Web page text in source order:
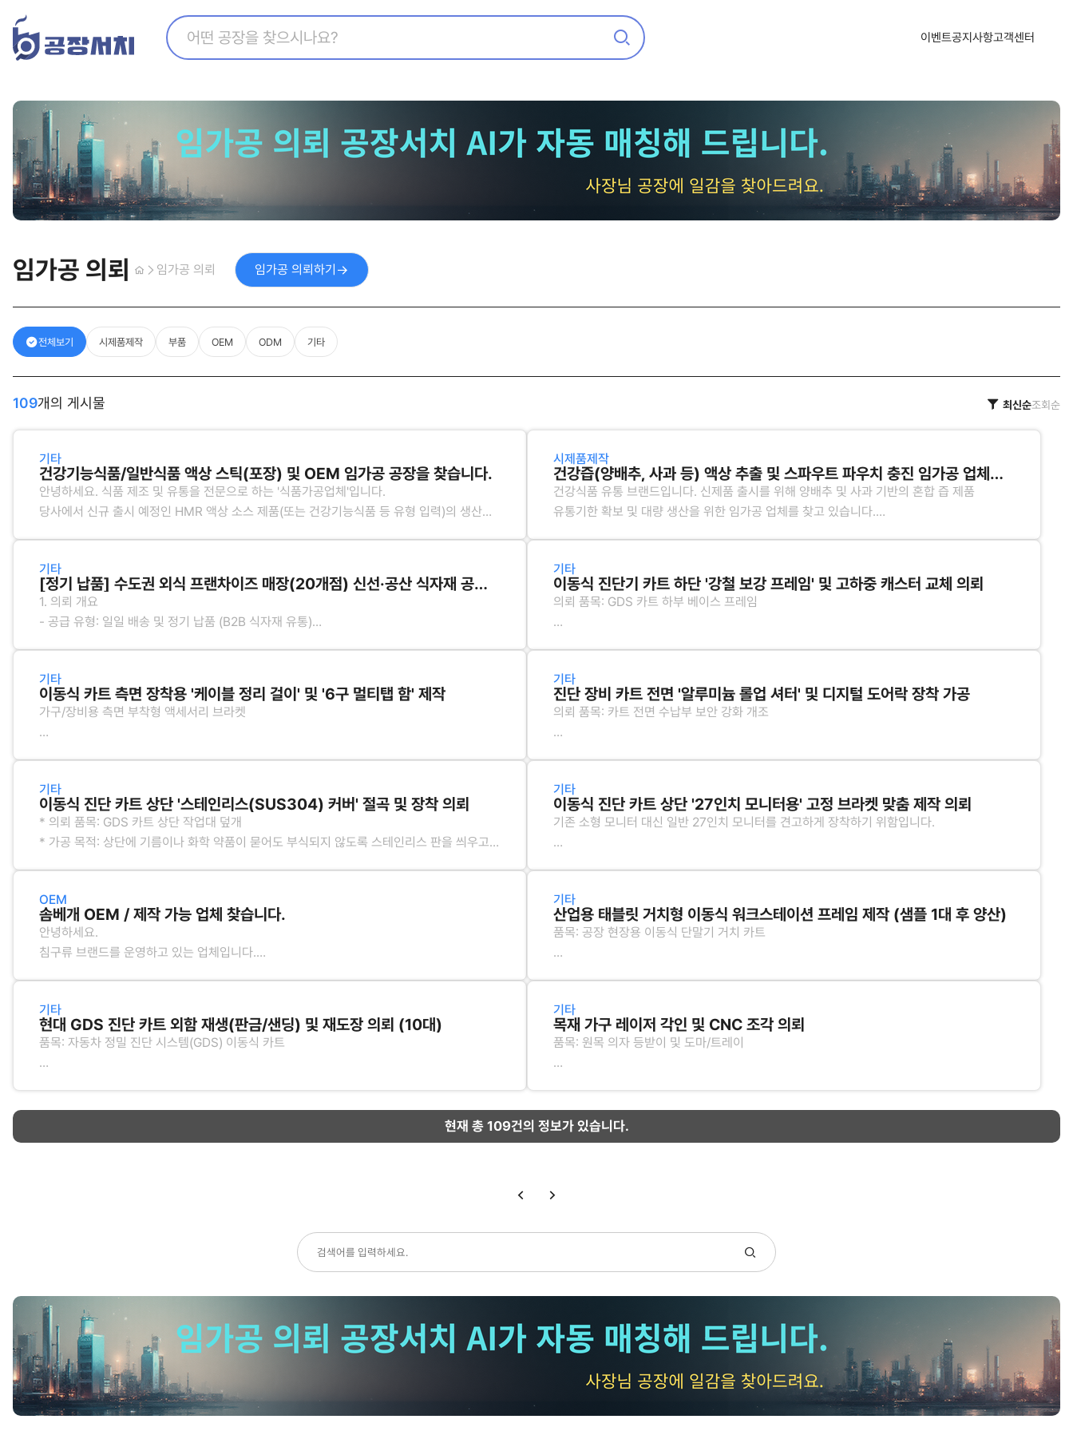
공장매매
추천영상
자문의원 소개
이벤트공지사항고객센터
임가공 의뢰 임가공 의뢰 임가공 의뢰하기
전체보기 시제품제작 부품 OEM ODM 기타
109개의 게시물 최신순조회순
기타
건강기능식품/일반식품 액상 스틱(포장) 및 OEM 임가공 공장을 찾습니다.
안녕하세요. 식품 제조 및 유통을 전문으로 하는 '식품가공업체'입니다.
당사에서 신규 출시 예정인 HMR 액상 소스 제품(또는 건강기능식품 등 유형 입력)의 생산을
의뢰하고자 하는 세부 가공 내용은 아래와 같습니다.
1. 원료 및 가공 유형
* 제품 유형: 액상 혼합 음료 / 액상 소스류 (또는 분말, 고형차 등 맞춤 입력)
* 임
시제품제작
건강즙(양배추, 사과 등) 액상 추출 및 스파우트 파우치 충진 임가공 업체를 찾습니다.
건강식품 유통 브랜드입니다. 신제품 출시를 위해 양배추 및 사과 기반의 혼합 즙 제품
유통기한 확보 및 대량 생산을 위한 임가공 업체를 찾고 있습니다.
(100ml) -> 외박스 포장
* 원부자재 제공 방식:
- 원물(국내산 양배추, 사과) 및 디자인 파우치, 외박스는 저희가 전량 사급(제공)합니다.
- 추출 공정에 필요한 정제수 및 부원료
기타
[정기 납품] 수도권 외식 프랜차이즈 매장(20개점) 신선·공산 식자재 공급 업체 매칭 요청
1. 의뢰 개요
- 공급 유형: 일일 배송 및 정기 납품 (B2B 식자재 유통)
2. 주요 취급 품목 및 소요량 (월간 추정)
- 농산물(신선): 양파(작업 깐양파) 2,000kg, 대파(세척) 800kg, 양배추 1,500kg 등
- 축산물(냉장): 국내산 돈
기타
이동식 진단기 카트 하단 '강철 보강 프레임' 및 고하중 캐스터 교체 의뢰
의뢰 품목: GDS 카트 하부 베이스 프레임
가공 사양:
기존 플라스틱/알루미늄 하단 베이스에 스틸 4.0T 'ㄷ'자 보강재 용접 및 볼트 체결
기존 소형 바퀴 제거 후, 충격 흡수용 고무가 포함된 4인치 고하중 우레탄 캐스터(브레이크형)
로 교체
보강 부위 녹 방지를 위한 블랙 분체 도장
기타
이동식 카트 측면 장착용 '케이블 정리 걸이' 및 '6구 멀티탭 함' 제작
가구/장비용 측면 부착형 액세서리 브라켓
스틸 2.0T 레이저 커팅 후 'U'자형 절곡 (케이블 거치용)
산업용 6구 멀티탭이 쏙 들어가는 전용 함체 (배선 구멍 포함)
분체 도장 (검정색 샌드톤 무광)
수량: 100세트 (세트당 거치대 2개, 멀티탭 함 1개 구성)
공급 방식: 원자재 및 도장까지 업체에서 일괄 진행 (도급)
기타
진단 장비 카트 전면 '알루미늄 롤업 셔터' 및 디지털 도어락 장착 가공
의뢰 품목: 카트 전면 수납부 보안 강화 개조
사진 속 중간 투명창 부위를 제거하고, 위아래로 여닫는 알루미늄 셔터 레일 설치
상단 덮개 부위에 디지털 번호키(도어락) 장착을 위한 타공 및 보강판 용접
셔터 하단과 프레임이 맞물리는 잠금 걸쇠 제작
수량: 5대 (샘플 작업 후 추가 물량 논의)
참조: 보안이 중요한 연구소 내부용으로 개조 예정입니다.
기타
이동식 진단 카트 상단 '스테인리스(SUS304) 커버' 절곡 및 장착 의뢰
* 의뢰 품목: GDS 카트 상단 작업대 덮개
* 가공 목적: 상단에 기름이나 화학 약품이 묻어도 부식되지 않도록 스테인리스 판을 씌우고자
모서리 부위 날카롭지 않게 알곤 용접 후 사상(그라인딩) 마감 / 표면 헤어라인(Hairline) 처리
* 수량: 20개
* 기타: 기존 카트 상단에 피스로 고정할 수 있도록 측면 타공 4곳 포함
기타
이동식 진단 카트 상단 '27인치 모니터용' 고정 브라켓 맞춤 제작 의뢰
기존 소형 모니터 대신 일반 27인치 모니터를 견고하게 장착하기 위함입니다.
알루미늄 프로필 프레임에 체결 가능한 스틸 브라켓 제작 (3.0T 이상)
VESA 홀(100x100mm) 가공 포함
이동 시 흔들림을 방지하기 위한 보강 지지대 용접/조립
재질: 스틸(분체 도장 포함) 또는 알루미늄
수량: 5세트 (샘플 1건 제작 후 나머지 진행)
OEM
솜베개 OEM / 제작 가능 업체 찾습니다.
안녕하세요.
침구류 브랜드를 운영하고 있는 업체입니다.
답글에 이메일 남겨주시면 감사하겠습니다.
기타
산업용 태블릿 거치형 이동식 워크스테이션 프레임 제작 (샘플 1대 후 양산)
품목: 공장 현장용 이동식 단말기 거치 카트
공정: 알루미늄 프로필 및 스틸 절곡 결합 + 분체 도장 + 손잡이(핸들) 용접
수량: 샘플 제작 후 품질 만족 시 100대 발주 예정
희망 사항: 하단부에 대용량 배터리를 수납할 수 있는 공간이 필요하며, 상단 태블릿 거치대는
각도 조절이 가능하도록 제작 바랍니다.
기타
현대 GDS 진단 카트 외함 재생(판금/샌딩) 및 재도장 의뢰 (10대)
품목: 자동차 정밀 진단 시스템(GDS) 이동식 카트
공정: 기존 도막 제거(박리) + 부식 부위 샌딩 + 판금 교정 + 분체 도장(현대 블루 지정색)
기타 요구사항: 전면 'HYUNDAI GDS' 로고는 실크스크린이나 내열 스티커로 복원
희망합니다. 바퀴(캐스터) 4종 전원 교체 작업도 포함하여 견적 부탁드립니다.
기타
목재 가구 레이저 각인 및 CNC 조각 의뢰
품목: 원목 의자 등받이 및 도마/트레이
공정: 지정된 위치에 브랜드 로고 레이저 각인 (깊이 0.5mm) 또는 고온 불도장 압인
희망 납기: 제품 입고 후 5일 이내
기타 요구사항: 각인 부위가 타서 검게 변하는 현상을 최소화해주시고, 각인 후 가볍게
샌딩하여 표면을 부드럽게 마감해 주시기 바랍니다. (AI 파일 제공 예정)
현재 총 109건의 정보가 있습니다.